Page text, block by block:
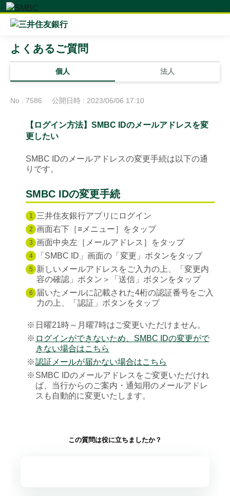
個人 法人
よくあるご質問
No : 7586 公開日時 : 2023/06/06 17:10
【ログイン方法】SMBC IDのメールアドレスを変
更したい
SMBC IDのメールアドレスの変更手続は以下の通
りです。
SMBC IDの変更手続
1 三井住友銀行アプリにログイン
2 画面右下［≡メニュー］をタップ
3 画面中央左［メールアドレス］をタップ
4 「SMBC ID」画面の「変更」ボタンをタップ
5
新しいメールアドレスをご入力の上、「変更内
容の確認」ボタン＞「送信」ボタンをタップ
6
届いたメールに記載された4桁の認証番号をご入
力の上、「認証」ボタンをタップ
※ 日曜21時～月曜7時はご変更いただけません。
※ ログインができないため、SMBC IDの変更がで
きない場合はこちら
※認証メールが届かない場合はこちら
※ SMBC IDのメールアドレスをご変更いただけれ
ば、当行からのご案内・通知用のメールアドレ
スも自動的に変更いたします。
この質問は役に立ちましたか？